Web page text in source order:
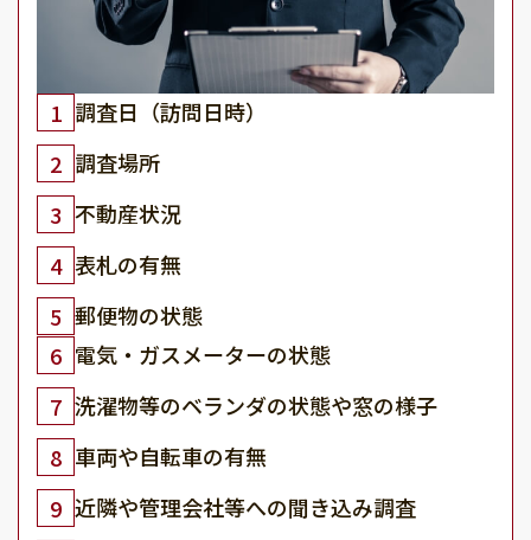
1 調査日（訪問日時）
2 調査場所
3 不動産状況
4 表札の有無
5 郵便物の状態
6 電気・ガスメーターの状態
7 洗濯物等のベランダの状態や窓の様子
8 車両や自転車の有無
9 近隣や管理会社等への聞き込み調査